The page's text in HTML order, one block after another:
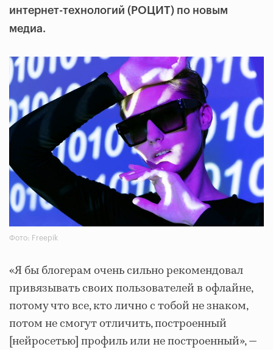
интернет-технологий (РОЦИТ) по новым
медиа.
Фото: Freepik
«Я бы блогерам очень сильно рекомендовал
привязывать своих пользователей в офлайне,
потому что все, кто лично с тобой не знаком,
потом не смогут отличить, построенный
[нейросетью] профиль или не построенный», —